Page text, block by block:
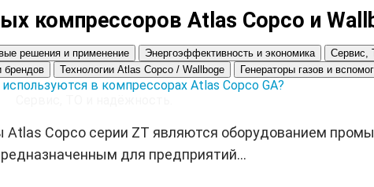
компрессоров Atlas Copco и
решения и применение Энергоэффективность и экономика
Сервис,
брендов Технологии Atlas Copco / Wallboge Генераторы газов и
в компрессорах Atlas Copco GA?
Copco серии ZT являются оборудованием
для предприятий...